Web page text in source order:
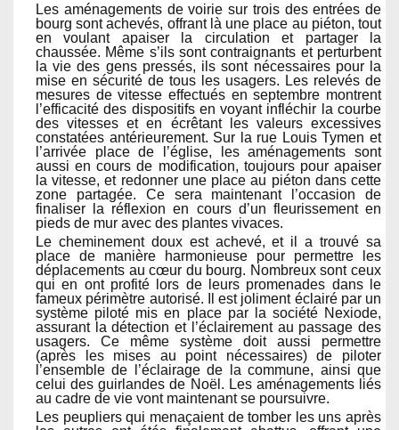
Les aménagements de voirie sur trois des entrées de
bourg sont achevés, offrant là une place au piéton, tout
en voulant apaiser la circulation et partager la
chaussée. Même s’ils sont contraignants et perturbent
la vie des gens pressés, ils sont nécessaires pour la
mise en sécurité de tous les usagers. Les relevés de
mesures de vitesse effectués en septembre montrent
l’efficacité des dispositifs en voyant infléchir la courbe
des vitesses et en écrêtant les valeurs excessives
constatées antérieurement. Sur la rue Louis Tymen et
l’arrivée place de l’église, les aménagements sont
aussi en cours de modification, toujours pour apaiser
la vitesse, et redonner une place au piéton dans cette
zone partagée. Ce sera maintenant l’occasion de
finaliser la réflexion en cours d’un fleurissement en
pieds de mur avec des plantes vivaces.
Le cheminement doux est achevé, et il a trouvé sa
place de manière harmonieuse pour permettre les
déplacements au cœur du bourg. Nombreux sont ceux
qui en ont profité lors de leurs promenades dans le
fameux périmètre autorisé. Il est joliment éclairé par un
système piloté mis en place par la société Nexiode,
assurant la détection et l’éclairement au passage des
usagers. Ce même système doit aussi permettre
(après les mises au point nécessaires) de piloter
l’ensemble de l’éclairage de la commune, ainsi que
celui des guirlandes de Noël. Les aménagements liés
au cadre de vie vont maintenant se poursuivre.
Les peupliers qui menaçaient de tomber les uns après